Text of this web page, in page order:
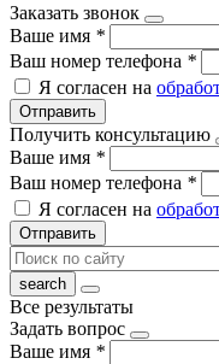
Заказать звонок
Ваше имя *
Ваш номер телефона *
Я согласен на
Отправить
Получить консультацию
Ваше имя *
Ваш номер телефона *
Я согласен на
Отправить
Все результаты
Задать вопрос
Ваше имя *